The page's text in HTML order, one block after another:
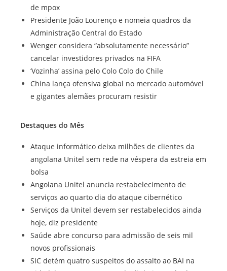
de mpox
Presidente João Lourenço e nomeia quadros da
Administração Central do Estado
Wenger considera “absolutamente necessário”
cancelar investidores privados na FIFA
‘Vozinha’ assina pelo Colo Colo do Chile
China lança ofensiva global no mercado automóvel
e gigantes alemães procuram resistir
Destaques do Mês
Ataque informático deixa milhões de clientes da
angolana Unitel sem rede na véspera da estreia em
bolsa
Angolana Unitel anuncia restabelecimento de
serviços ao quarto dia do ataque cibernético
Serviços da Unitel devem ser restabelecidos ainda
hoje, diz presidente
Saúde abre concurso para admissão de seis mil
novos profissionais
SIC detém quatro suspeitos do assalto ao BAI na